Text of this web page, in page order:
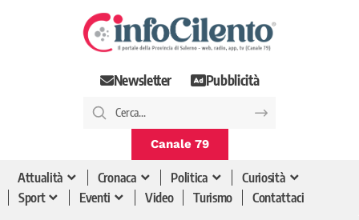
Newsletter Pubblicità
Canale 79
Attualità Cronaca Politica
Curiosità
Sport
Eventi Video Turismo Contattaci